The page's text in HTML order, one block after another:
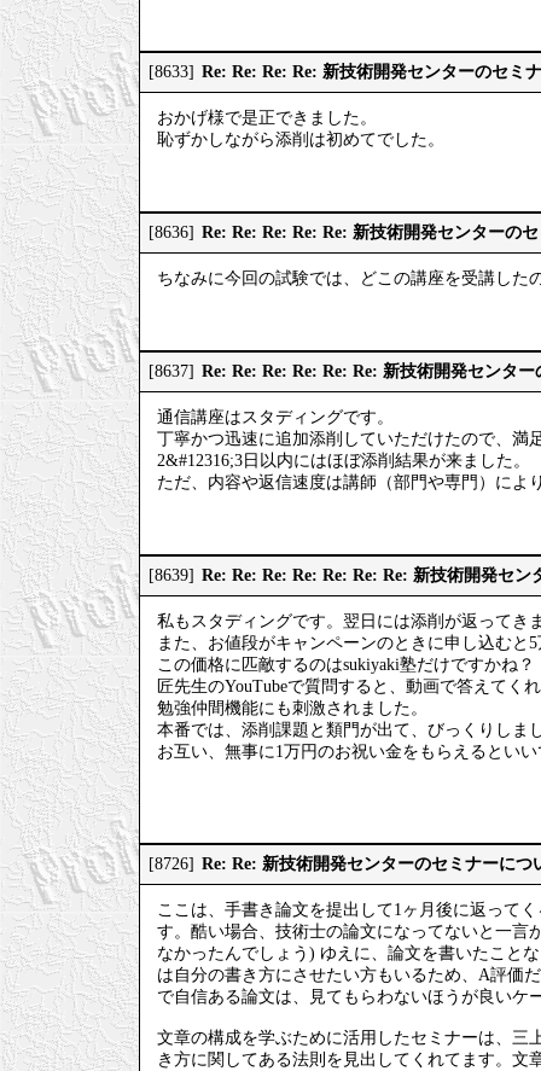
[8633] Re: Re: Re: Re: 新技術開発センターのセミ
おかげ様で是正できました。
恥ずかしながら添削は初めてでした。
[8636] Re: Re: Re: Re: Re: 新技術開発センターの
ちなみに今回の試験では、どこの講座を受講した
[8637] Re: Re: Re: Re: Re: Re: 新技術開発センタ
通信講座はスタディングです。
丁寧かつ迅速に追加添削していただけたので、満
2&#12316;3日以内にはほぼ添削結果が来ました。
ただ、内容や返信速度は講師（部門や専門）によ
[8639] Re: Re: Re: Re: Re: Re: Re: 新技術開発セン
私もスタディングです。翌日には添削が返ってき
また、お値段がキャンペーンのときに申し込むと
この価格に匹敵するのはsukiyaki塾だけですかね？
匠先生のYouTubeで質問すると、動画で答えてく
勉強仲間機能にも刺激されました。
本番では、添削課題と類門が出て、びっくりしま
お互い、無事に1万円のお祝い金をもらえるとい
[8726] Re: Re: 新技術開発センターのセミナーにつ
ここは、手書き論文を提出して1ヶ月後に返って
す。酷い場合、技術士の論文になってないと一言
なかったんでしょう) ゆえに、論文を書いたこと
は自分の書き方にさせたい方もいるため、A評価
で自信ある論文は、見てもらわないほうが良いケ
文章の構成を学ぶために活用したセミナーは、三
き方に関してある法則を見出してくれてます。